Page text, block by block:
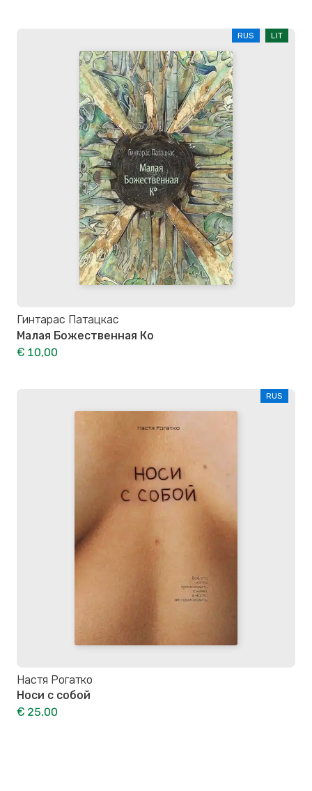
RUS LIT
Гинтарас Патацкас
Малая Божественная Ко
€ 10,00
RUS
Настя Рогатко
Носи с собой
€ 25,00